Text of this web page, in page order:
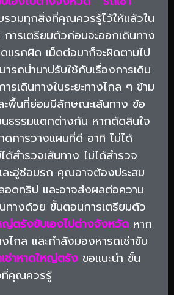
รวมทุกสิ่งที่คุณควรรู้ไว้ให้แล้วใน
ารเตรียมตัวก่อนจะออกเดินทาง
ดแรกผิด เม็ดต่อมาก็จะผิดตามไป
รถนำมาปรับใช้กับเรื่องการเดิน
ารเดินทางในระยะทางไกล ๆ ข้าม
ะพื้นที่ย่อมมีลักษณะเส้นทาง ข้อ
รรมแตกต่างกัน หากตัดสินใจ
ดการวางแผนที่ดี อาทิ ไม่ได้
สำรวจเส้นทาง ไม่ได้สำรวจ
ะอู่ซ่อมรถ คุณอาจต้องประสบ
ดทริป และอาจส่งผลต่อความ
ทางด้วย ขั้นตอนการเตรียมตัว
ญ่ตรังขับเองไปต่างจังหวัด หาก
ไกล และกำลังมองหารถเช่าขับ
ช่าหาดใหญ่ตรัง ขอแนะนำ ขั้น
ที่คุณควรรู้